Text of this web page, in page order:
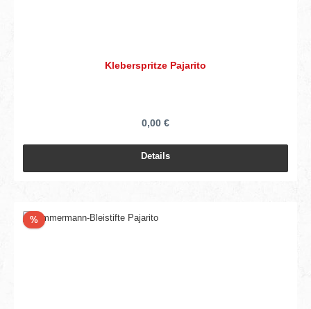
Kleberspritze Pajarito
0,00 €
Details
%Rabatt